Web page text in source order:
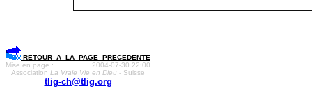
RETOUR A LA PAGE PRECEDENTE
Mise en page :
2004-07-30 22:00
Association La Vraie Vie en Dieu - Suisse
tlig-ch@tlig.org